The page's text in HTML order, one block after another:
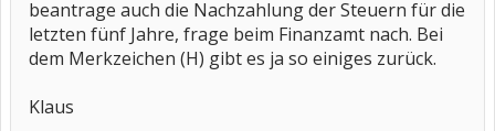
beantrage auch die Nachzahlung der Steuern für die
letzten fünf Jahre, frage beim Finanzamt nach. Bei
dem Merkzeichen (H) gibt es ja so einiges zurück.
Klaus